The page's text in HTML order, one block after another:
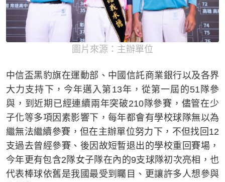
圖片來源：主辦單位
中信盃黑豹旗在運動部、中國信託商業銀行以及各界
大力支持下，今年邁入第13年，從第一屆的51隊參
與，到近期已經連續兩年突破210隊參賽，儘管在少
子化等多項因素影響下，每年都會有學校球隊無以為
繼無法繼續參賽，但在主辦單位努力下，不但找回12
支過去曾經參賽、後因故短暫退出的學校重回賽場，
今年更有包含2隊女子隊在內的9支球隊初次亮相，也
代表棒球依舊是我國最受到矚目、更讓許多人想參與